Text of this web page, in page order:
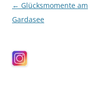
Beitragsnavigation
← Glücksmomente am
Gardasee